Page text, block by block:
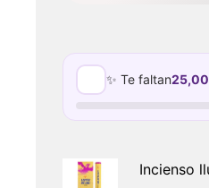
✨ Te faltan25,00
Incienso